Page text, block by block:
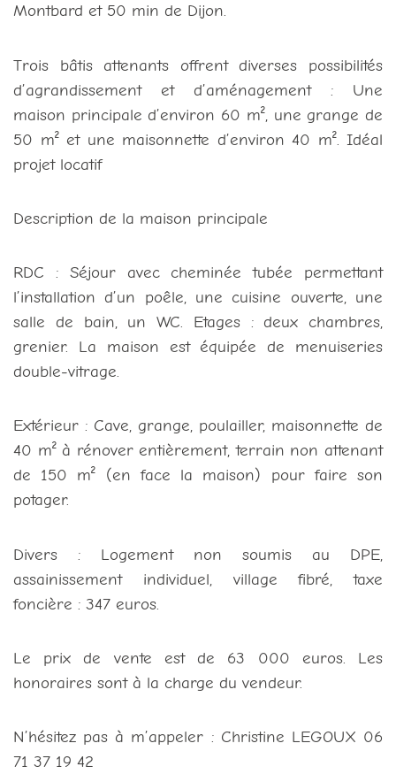
Montbard et 50 min de Dijon.
Trois bâtis attenants offrent diverses possibilités
d’agrandissement et d’aménagement : Une
maison principale d’environ 60 m², une grange de
50 m² et une maisonnette d’environ 40 m². Idéal
projet locatif
Description de la maison principale
RDC : Séjour avec cheminée tubée permettant
l’installation d’un poêle, une cuisine ouverte, une
salle de bain, un WC. Etages : deux chambres,
grenier. La maison est équipée de menuiseries
double-vitrage.
Extérieur : Cave, grange, poulailler, maisonnette de
40 m² à rénover entièrement, terrain non attenant
de 150 m² (en face la maison) pour faire son
potager.
Divers : Logement non soumis au DPE,
assainissement individuel, village fibré, taxe
foncière : 347 euros.
Le prix de vente est de 63 000 euros. Les
honoraires sont à la charge du vendeur.
N’hésitez pas à m’appeler : Christine LEGOUX 06
71 37 19 42